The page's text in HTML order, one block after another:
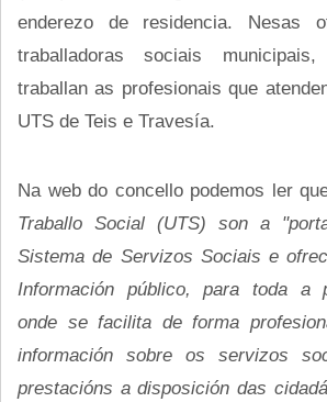
enderezo de residencia. Nesas
traballadoras sociais
traballan as profesionais que
UTS de Teis e Travesía.
Na web do concello podemos ler
Traballo Social (UTS) son a
Sistema de Servizos Sociais e
Información público, para toda a
onde se facilita de forma
información sobre os servizos
prestacións a disposición das